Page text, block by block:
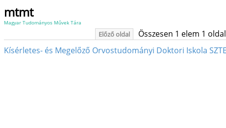
mtmt
Magyar Tudományos Művek Tára
Előző oldal Összesen 1 elem 1
Kísérletes- és Megelőző Orvostudományi Doktori Iskola